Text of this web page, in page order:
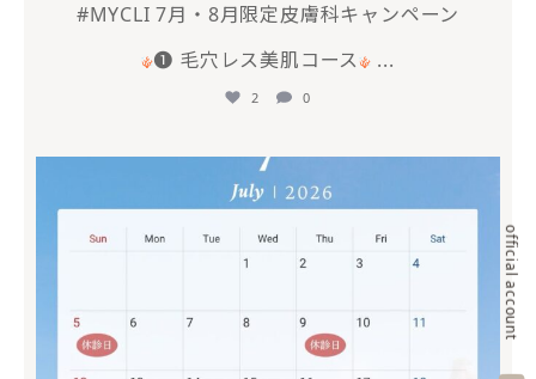
official account
#MYCLI 7月・8月限定皮膚科キャンペーン
❶ 毛穴レス美肌コース
...
2 0
mycli.ebisu
6月 20